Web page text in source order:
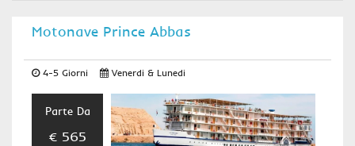
Motonave Prince Abbas
4-5 Giorni Venerdi & Lunedi
Parte Da
€ 565